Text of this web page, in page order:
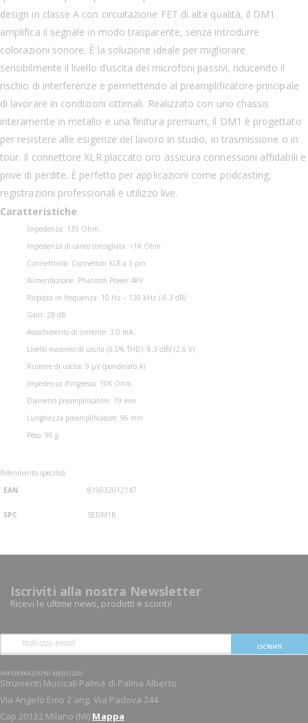
design in classe A con circuitazione FET di alta qualità, il DM1
amplifica il segnale in modo trasparente, senza introdurre
colorazioni sonore. È la soluzione ideale per migliorare
sensibilmente il livello d’uscita dei microfoni passivi, riducendo il
rischio di interferenze e permettendo al preamplificatore principale
di lavorare in condizioni ottimali. Realizzato con uno chassis
interamente in metallo e una finitura premium, il DM1 è progettato
per resistere alle esigenze del lavoro in studio, in trasmissione o in
tour. Il connettore XLR placcato oro assicura connessioni affidabili e
prive di perdite. È perfetto per applicazioni come podcasting,
registrazioni professionali e utilizzo live.
Caratteristiche
Impedenza: 135 Ohm
Impedenza di carico consigliata: >1K Ohm
Connettività: Connettori XLR a 3 pin
Alimentazione: Phantom Power 48V
Risposta in frequenza: 10 Hz – 120 kHz (-0.3 dB)
Gain: 28 dB
Assorbimento di corrente: 3.0 mA
Livello massimo di uscita (0.5% THD): 8.3 dBV (2.6 V)
Rumore di uscita: 9 µV (ponderato A)
Impedenza d’ingresso: 10K Ohm
Diametro preamplificatore: 19 mm
Lunghezza preamplificatore: 96 mm
Peso: 96 g
Riferimento specifico
EAN
819032012147
SPC SEDM1B
Iscriviti alla nostra Newsletter
Ricevi le ultime news, prodotti e sconti!
ISCRIVITI
INFORMAZIONI NEGOZIO
Strumenti Musicali Palma di Palma Alberto
Via Angelo Emo 2 ang. Via Padova 244
Cap 20132 Milano (MI) Mappa